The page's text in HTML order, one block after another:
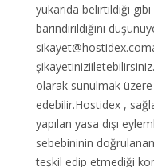
yukarıda belirtildiği gibi
barındırıldığını
olarak sunulmak
edebilir.Hostidex ,
yapılan yasa dışı
sebebininin
teşkil edip etmediği